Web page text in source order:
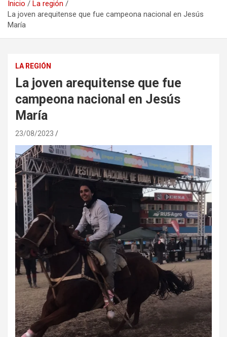
Inicio
La región
La joven arequitense que fue campeona nacional en Jesús
María
LA REGIÓN
La joven arequitense que fue
campeona nacional en Jesús
María
23/08/2023